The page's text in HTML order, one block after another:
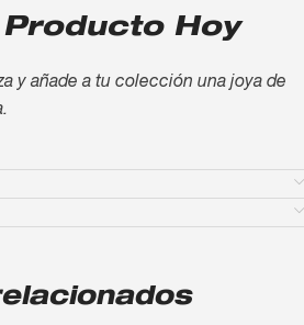
Hoy
y añade a tu colección una joya de